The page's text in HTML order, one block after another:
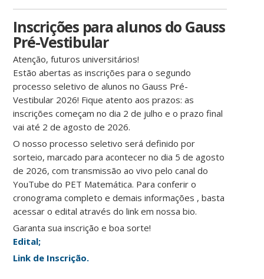
Inscrições para alunos do Gauss
Pré-Vestibular
Atenção, futuros universitários!
Estão abertas as inscrições para o segundo
processo seletivo de alunos no Gauss Pré-
Vestibular 2026! Fique atento aos prazos: as
inscrições começam no dia 2 de julho e o prazo final
vai até 2 de agosto de 2026.
O nosso processo seletivo será definido por
sorteio, marcado para acontecer no dia 5 de agosto
de 2026, com transmissão ao vivo pelo canal do
YouTube do PET Matemática. Para conferir o
cronograma completo e demais informações , basta
acessar o edital através do link em nossa bio.
Garanta sua inscrição e boa sorte!
Edital;
Link de Inscrição.